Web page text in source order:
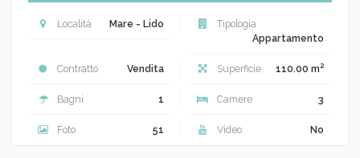
Località Mare - Lido
Tipologia
Appartamento
Contratto Vendita Superficie 110.00 m2
Bagni 1 Camere 3
Foto 51 Video No